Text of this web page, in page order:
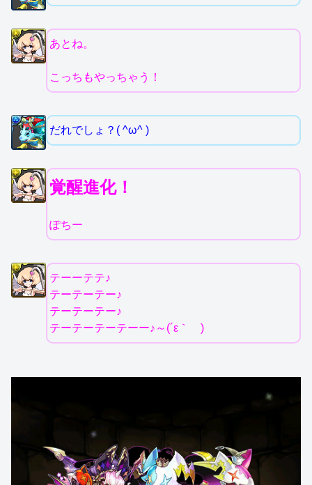
あとね。
こっちもやっちゃう！
だれでしょ？( ^ω^ )
覚醒進化！
ぽちー
テーーテテ♪
テーテーテー♪
テーテーテー♪
テーテーテーテーー♪～(´ε｀ )